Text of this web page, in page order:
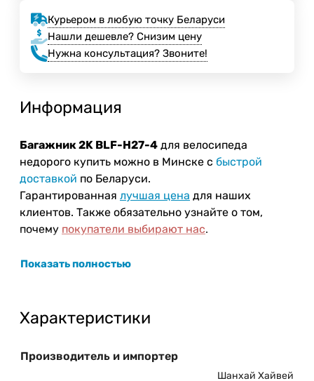
Курьером в любую точку Беларуси
Нашли дешевле? Снизим цену
Нужна консультация? Звоните!
Информация
Багажник 2K BLF-H27-4 для велосипеда
недорого купить можно в Минске с быстрой
доставкой по Беларуси.
Гарантированная лучшая цена для наших
клиентов. Также обязательно узнайте о том,
почему покупатели выбирают нас.
Показать полностью
Характеристики
Производитель и импортер
Шанхай Хайвей